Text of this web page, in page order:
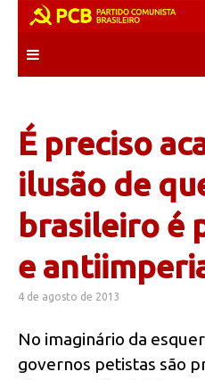
content
É preciso
ilusão de
brasileiro é
e
4 de agosto de 2013
No imaginário da
governos petistas são